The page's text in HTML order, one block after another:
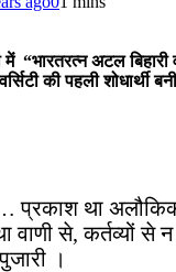
में “भारतरत्न अटल
की पहली शोधार्थी
प्रकाश था
से, कर्तव्यों से न
।